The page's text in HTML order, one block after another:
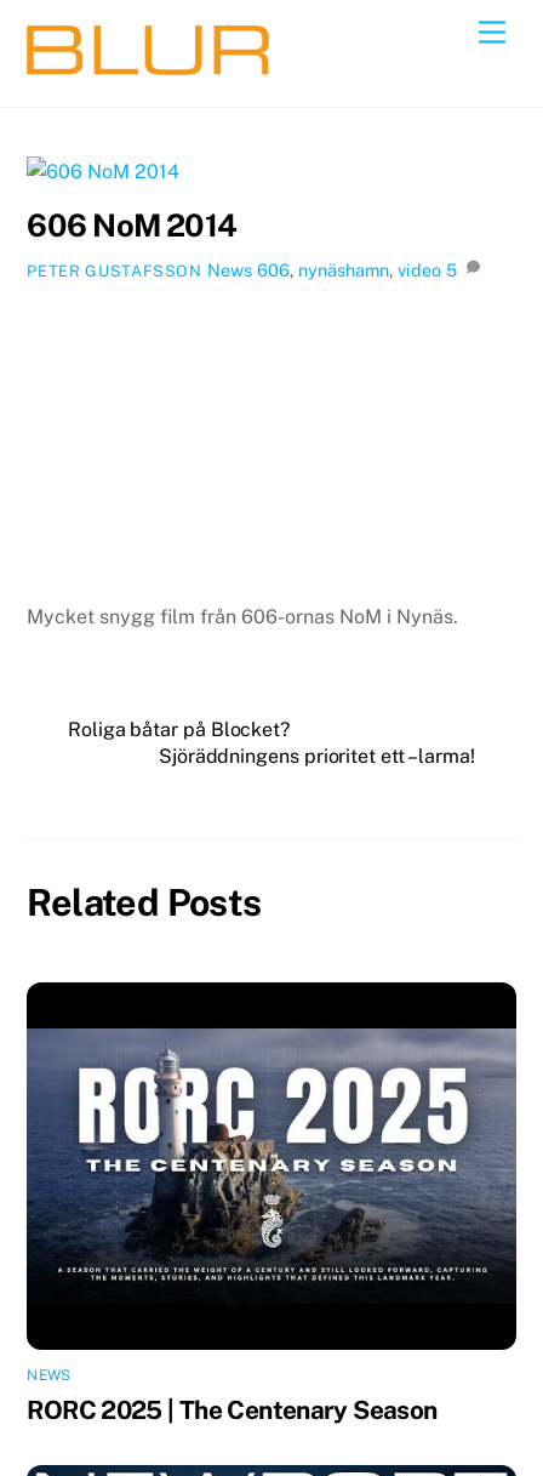
content
606 NoM 2014
PETER GUSTAFSSON News 606, nynäshamn, video 5
Mycket snygg film från 606-ornas NoM i Nynäs.
Roliga båtar på Blocket?
Sjöräddningens prioritet ett – larma!
Related Posts
NEWS
RORC 2025 | The Centenary Season